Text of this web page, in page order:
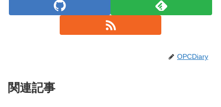
OPCDiary
関連記事